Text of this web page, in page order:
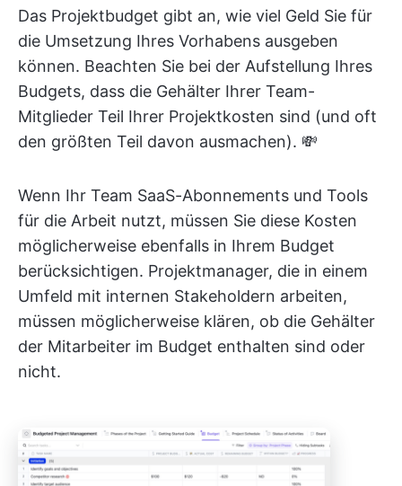
Das Projektbudget gibt an, wie viel Geld Sie für
die Umsetzung Ihres Vorhabens ausgeben
können. Beachten Sie bei der Aufstellung Ihres
Budgets, dass die Gehälter Ihrer Team-
Mitglieder Teil Ihrer Projektkosten sind (und oft
den größten Teil davon ausmachen). 💸
Wenn Ihr Team SaaS-Abonnements und Tools
für die Arbeit nutzt, müssen Sie diese Kosten
möglicherweise ebenfalls in Ihrem Budget
berücksichtigen. Projektmanager, die in einem
Umfeld mit internen Stakeholdern arbeiten,
müssen möglicherweise klären, ob die Gehälter
der Mitarbeiter im Budget enthalten sind oder
nicht.